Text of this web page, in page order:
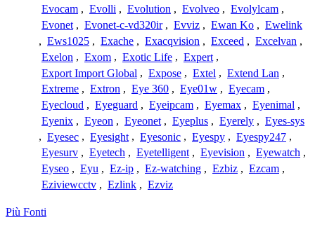
Evocam , Evolli , Evolution , Evolveo , Evolylcam ,
Evonet , Evonet-c-vd320ir , Evviz , Ewan Ko , Ewelink
, Ews1025 , Exache , Exacqvision , Exceed , Excelvan ,
Exelon , Exom , Exotic Life , Expert ,
Export Import Global , Expose , Extel , Extend Lan ,
Extreme , Extron , Eye 360 , Eye01w , Eyecam ,
Eyecloud , Eyeguard , Eyeipcam , Eyemax , Eyenimal ,
Eyenix , Eyeon , Eyeonet , Eyeplus , Eyerely , Eyes-sys
, Eyesec , Eyesight , Eyesonic , Eyespy , Eyespy247 ,
Eyesurv , Eyetech , Eyetelligent , Eyevision , Eyewatch ,
Eyseo , Eyu , Ez-ip , Ez-watching , Ezbiz , Ezcam ,
Eziviewcctv , Ezlink , Ezviz
Più Fonti